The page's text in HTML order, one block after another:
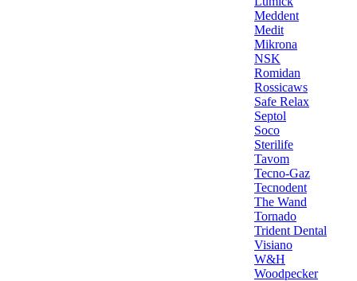
Meddent
Medit
Mikrona
NSK
Romidan
Rossicaws
Safe Relax
Septol
Soco
Sterilife
Tavom
Tecno-Gaz
Tecnodent
The Wand
Tornado
Trident Dental
Visiano
W&H
Woodpecker